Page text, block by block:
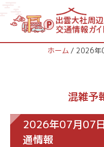
ホーム 2026年
混雑予
2026年07月07
通情報